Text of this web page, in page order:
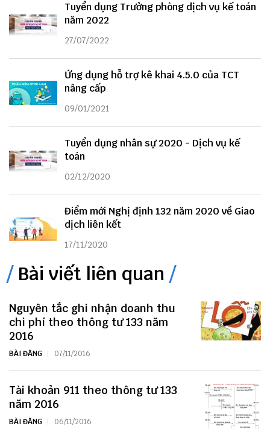
Tuyển dụng Trưởng phòng dịch vụ kế toán
năm 2022
27/07/2022
Ứng dụng hỗ trợ kê khai 4.5.0 của TCT
nâng cấp
09/01/2021
Tuyển dụng nhân sự 2020 - Dịch vụ kế
toán
02/12/2020
Điểm mới Nghị định 132 năm 2020 về Giao
dịch liên kết
17/11/2020
Bài viết liên quan
Nguyên tắc ghi nhận doanh thu
chi phí theo thông tư 133 năm
2016
BÀI ĐĂNG 07/11/2016
Tài khoản 911 theo thông tư 133
năm 2016
BÀI ĐĂNG 06/11/2016